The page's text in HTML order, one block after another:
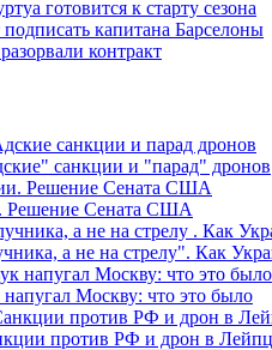
готовится к старту сезона
капитана Барселоны
контракт
санкции и "парад" дронов
Решение Сената США
а не на стрелу". Как
напугал Москву: что это было
против РФ и дрон в